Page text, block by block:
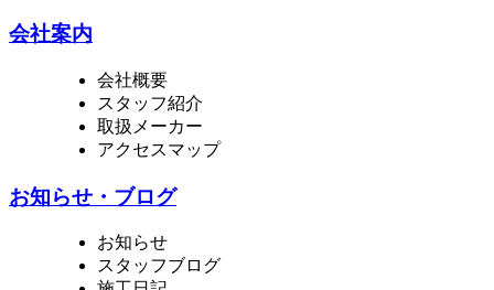
会社案内
会社概要
スタッフ紹介
取扱メーカー
アクセスマップ
お知らせ・ブログ
お知らせ
スタッフブログ